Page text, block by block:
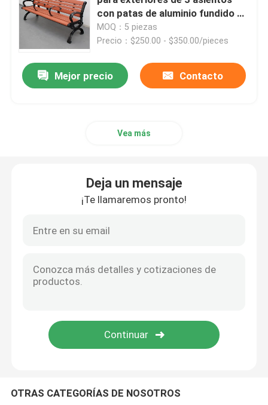
Bancos de plástico reciclado para exteriores
Mesas de picnic al aire libre
Contenedores de basura al aire libre
Bollardo exterior
con patas de aluminio fundido de
1800 mm de longitud
MOQ：5 piezas
Precio：$250.00 - $350.00/pieces
Mejor precio Contacto
Vea más
Deja un mensaje
¡Te llamaremos pronto!
OTRAS CATEGORÍAS DE NOSOTROS